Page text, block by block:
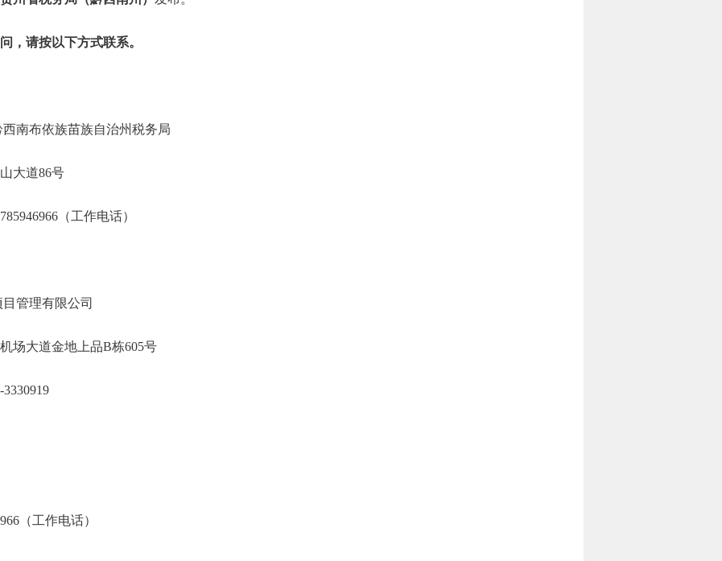
，请按以下方式联系。
黔西南布依族苗族自治州税务局
市桔山大道86号
18785946966（工作电话）
誉建设项目管理有限公司
义市机场大道金地上品B栋605号
晶，0859-3330919
（工作电话）